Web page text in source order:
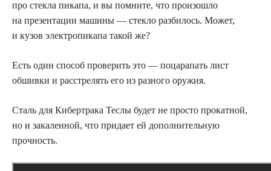
про стекла пикапа, и вы помните, что произошло
на презентации машины — стекло разбилось. Может,
и кузов электропикапа такой же?
Есть один способ проверить это — поцарапать лист
обшивки и расстрелять его из разного оружия.
Сталь для Кибертрака Теслы будет не просто прокатной,
но и закаленной, что придает ей дополнительную
прочность.